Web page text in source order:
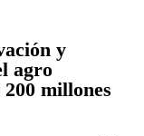
y
agro
millones